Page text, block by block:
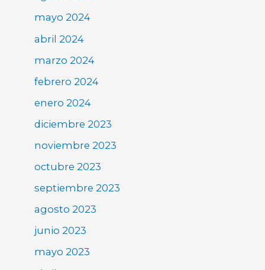
mayo 2024
abril 2024
marzo 2024
febrero 2024
enero 2024
diciembre 2023
noviembre 2023
octubre 2023
septiembre 2023
agosto 2023
junio 2023
mayo 2023